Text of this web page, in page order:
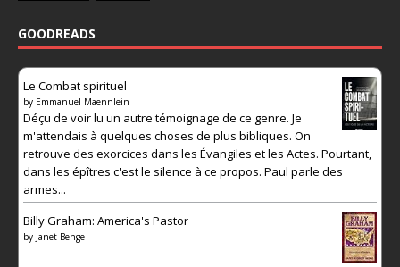
GOODREADS
Le Combat spirituel
by Emmanuel Maennlein
Déçu de voir lu un autre témoignage de ce genre. Je
m'attendais à quelques choses de plus bibliques. On
retrouve des exorcices dans les Évangiles et les Actes. Pourtant,
dans les épîtres c'est le silence à ce propos. Paul parle des
armes...
Billy Graham: America's Pastor
by Janet Benge